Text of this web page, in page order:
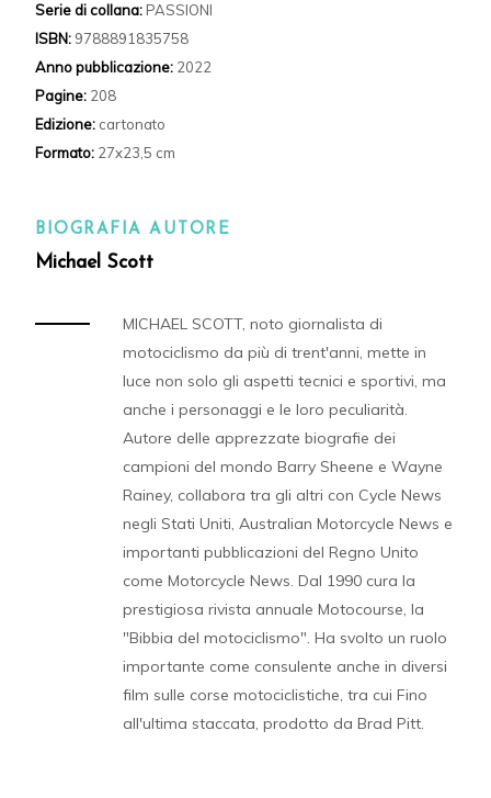
Serie di collana: PASSIONI
ISBN: 9788891835758
Anno pubblicazione: 2022
Pagine: 208
Edizione: cartonato
Formato: 27x23,5 cm
BIOGRAFIA AUTORE
Michael Scott
MICHAEL SCOTT, noto giornalista di
motociclismo da più di trent'anni, mette in
luce non solo gli aspetti tecnici e sportivi, ma
anche i personaggi e le loro peculiarità.
Autore delle apprezzate biografie dei
campioni del mondo Barry Sheene e Wayne
Rainey, collabora tra gli altri con Cycle News
negli Stati Uniti, Australian Motorcycle News e
importanti pubblicazioni del Regno Unito
come Motorcycle News. Dal 1990 cura la
prestigiosa rivista annuale Motocourse, la
"Bibbia del motociclismo". Ha svolto un ruolo
importante come consulente anche in diversi
film sulle corse motociclistiche, tra cui Fino
all'ultima staccata, prodotto da Brad Pitt.